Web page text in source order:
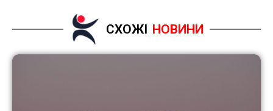
СХОЖІ НОВИНИ